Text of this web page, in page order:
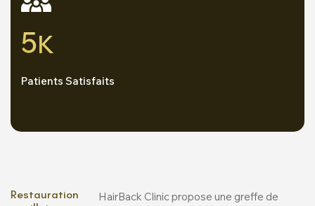
5K
Patients Satisfaits
Restauration
HairBack Clinic propose une greffe de